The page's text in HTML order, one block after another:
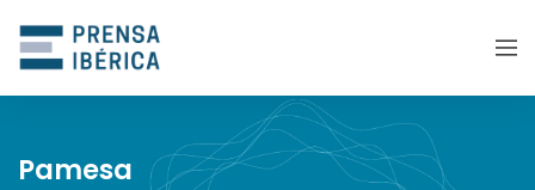
Pamesa